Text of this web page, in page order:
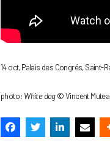
14 oct, Palais des Congrés, Saint-
photo : White dog© Vincent